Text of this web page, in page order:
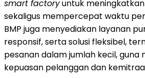
smart factoryuntuk
sekaligus mempercepat waktu
BMP juga menyediakan layanan
responsif, serta solusi fleksibel,
pesanan dalam jumlah kecil, guna
kepuasan pelanggan dan